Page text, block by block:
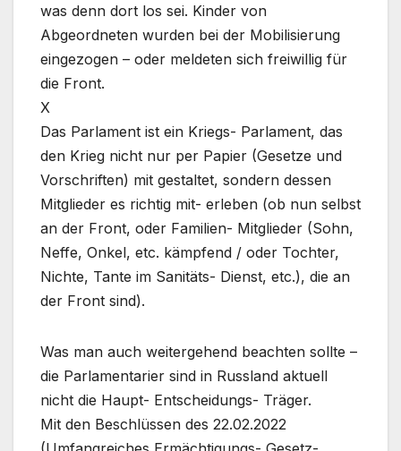
was denn dort los sei. Kinder von
Abgeordneten wurden bei der Mobilisierung
eingezogen – oder meldeten sich freiwillig für
die Front.
X
Das Parlament ist ein Kriegs- Parlament, das
den Krieg nicht nur per Papier (Gesetze und
Vorschriften) mit gestaltet, sondern dessen
Mitglieder es richtig mit- erleben (ob nun selbst
an der Front, oder Familien- Mitglieder (Sohn,
Neffe, Onkel, etc. kämpfend / oder Tochter,
Nichte, Tante im Sanitäts- Dienst, etc.), die an
der Front sind).
Was man auch weitergehend beachten sollte –
die Parlamentarier sind in Russland aktuell
nicht die Haupt- Entscheidungs- Träger.
Mit den Beschlüssen des 22.02.2022